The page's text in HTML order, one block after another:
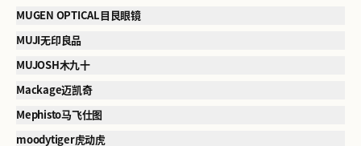
MUGEN OPTICAL目艮眼镜
MUJI无印良品
MUJOSH木九十
Mackage迈凯奇
Mephisto马飞仕图
moodytiger虎动虎